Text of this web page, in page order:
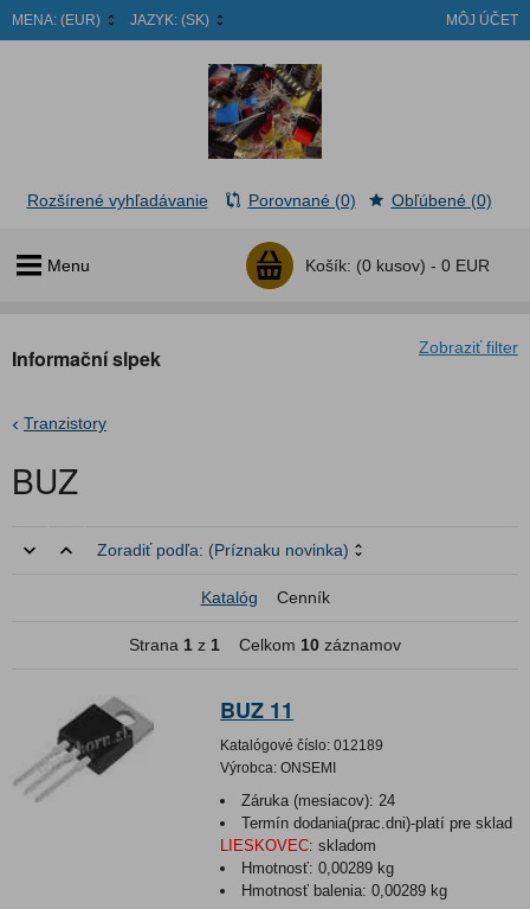
MENA: (EUR) JAZYK: (SK) MÔJ ÚČET
Menu Košík: (0 kusov) - 0 EUR
Rozšírené vyhľadávanie Porovnané (0) Obľúbené (0)
Zobraziť filter
Informační slpek
Tranzistory
BUZ
Zoradiť podľa: (Príznaku novinka)
Katalóg Cenník
Strana 1 z 1 Celkom 10 záznamov
BUZ 11
Katalógové číslo: 012189
Výrobca: ONSEMI
Záruka (mesiacov): 24
Termín dodania(prac.dni)-platí pre sklad
LIESKOVEC: skladom
Hmotnosť:0,00289 kg
Hmotnosť balenia:0,00289 kg